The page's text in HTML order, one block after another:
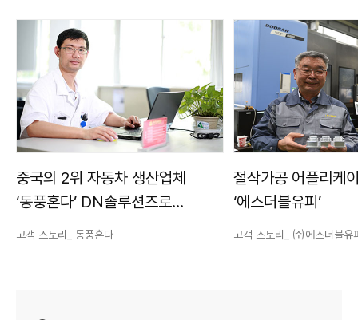
중국의 2위 자동차 생산업체
‘동풍혼다’ DN솔루션즈로
고생산성, 고품질 실현
고객 스토리_ 동풍혼다
절삭가공 어플리케
‘에스더블유피’
고객 스토리_ ㈜에스더블유